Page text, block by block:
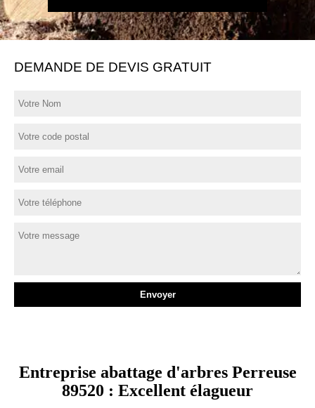
DEMANDE DE DEVIS GRATUIT
Entreprise abattage d'arbres Perreuse
89520 : Excellent élagueur